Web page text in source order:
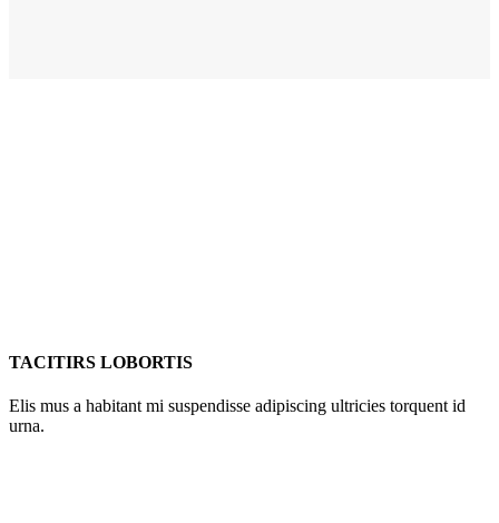
TACITIRS LOBORTIS
Elis mus a habitant mi suspendisse adipiscing ultricies torquent id
urna.